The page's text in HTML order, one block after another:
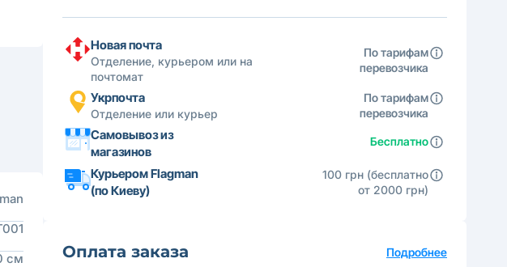
см
Новая почта
Отделение, курьером или на
почтомат
По тарифам
перевозчика
Укрпочта
Отделение или курьер
По тарифам
перевозчика
Самовывоз из
магазинов
Бесплатно
Курьером Flagman
(по Киеву)
100 грн (бесплатно
от 2000 грн)
Оплата заказа Подробнее